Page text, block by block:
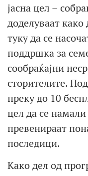
јасна цел –
доделуваат
туку да се
поддршка за
сообраќајни
сторителите.
преку до 10
цел да се
превенираат
последици.
Како дел од